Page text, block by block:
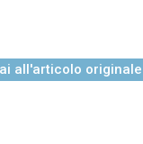
all'articolo originale